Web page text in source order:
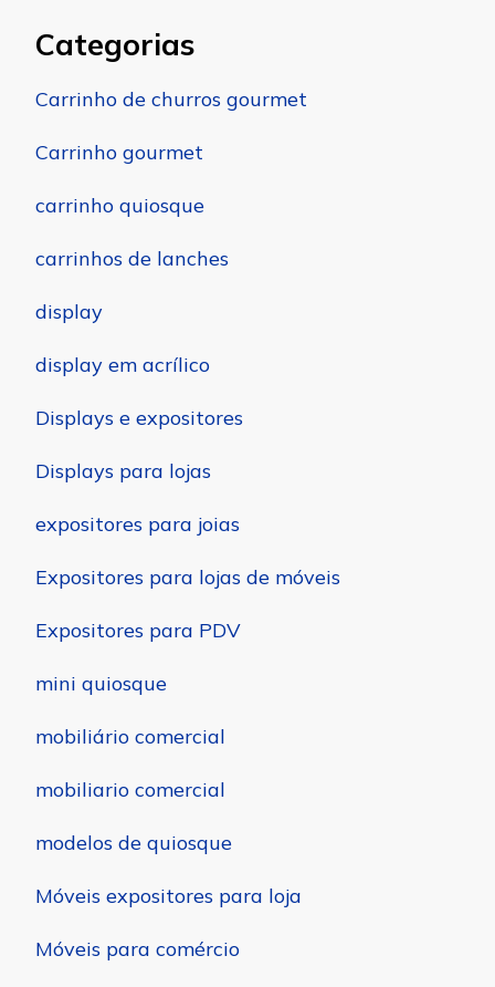
Categorias
Carrinho de churros gourmet
Carrinho gourmet
carrinho quiosque
carrinhos de lanches
display
display em acrílico
Displays e expositores
Displays para lojas
expositores para joias
Expositores para lojas de móveis
Expositores para PDV
mini quiosque
mobiliário comercial
mobiliario comercial
modelos de quiosque
Móveis expositores para loja
Móveis para comércio